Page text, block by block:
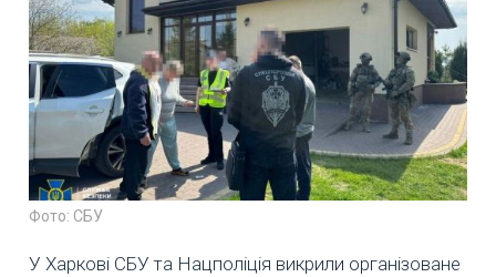
Фото: СБУ
У Харкові СБУ та Нацполіція викрили організоване